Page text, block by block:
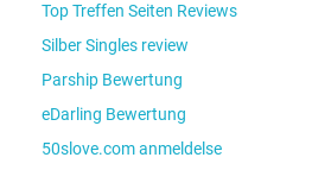
Top Treffen Seiten Reviews
Silber Singles review
Parship Bewertung
eDarling Bewertung
50slove.com anmeldelse